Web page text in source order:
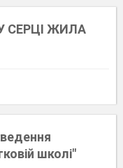
СЕРЦІ ЖИЛА
школі"